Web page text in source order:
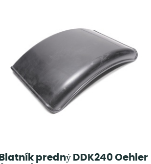
Blatník predný DDK240 Oehler